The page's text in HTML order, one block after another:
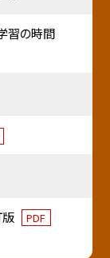
習の時間
PDF